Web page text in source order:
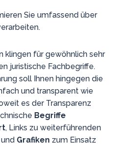
Sie umfassend über
klingen für gewöhnlich sehr
juristische Fachbegriffe.
soll Ihnen hingegen die
und transparent wie
es der Transparenz
Begriffe
, Links zu weiterführenden
Grafiken zum Einsatz